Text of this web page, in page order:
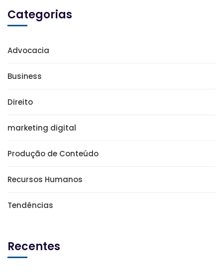
Categorias
Advocacia
Business
Direito
marketing digital
Produção de Conteúdo
Recursos Humanos
Tendências
Recentes